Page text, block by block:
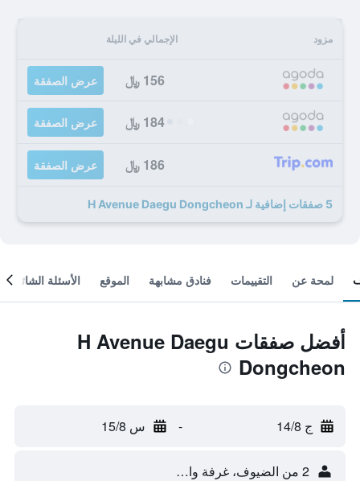
مزود الإجمالي في الليلة
156 ﷼ عرض الصفقة
184 ﷼ عرض الصفقة
186 ﷼ عرض الصفقة
5 صفقات إضافية لـ H Avenue Daegu Dongcheon
لمحة عن التقييمات فنادق مشابهة الموقع الأسئلة الشائعة
أفضل صفقات H Avenue Daegu
Dongcheon
ج 14/8 - س 15/8
2 من الضيوف، غرفة واحدة